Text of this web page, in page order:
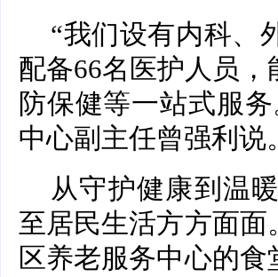
“我们设有内科、
配备66名医护人员
防保健等一站式服
中心副主任曾强利说。
从守护健康到温
至居民生活方方面
区养老服务中心的